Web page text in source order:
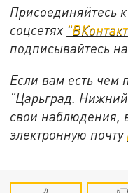
Присоединяйтесь
соцсетях
подписывайтесь на
Если вам есть чем
"Царьград.
свои наблюдения,
электронную почту